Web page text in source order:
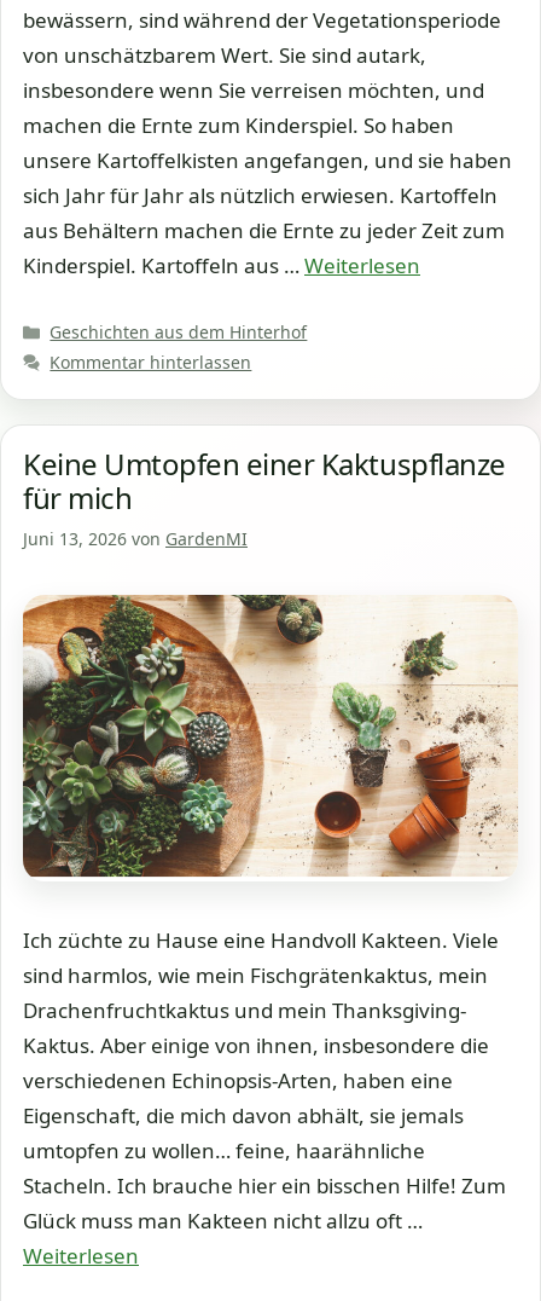
bewässern, sind während der Vegetationsperiode
von unschätzbarem Wert. Sie sind autark,
insbesondere wenn Sie verreisen möchten, und
machen die Ernte zum Kinderspiel. So haben
unsere Kartoffelkisten angefangen, und sie haben
sich Jahr für Jahr als nützlich erwiesen. Kartoffeln
aus Behältern machen die Ernte zu jeder Zeit zum
Kinderspiel. Kartoffeln aus …Weiterlesen
Kategorien
Geschichten aus dem Hinterhof
Kommentar hinterlassen
Keine Umtopfen einer Kaktuspflanze
für mich
Juni 13, 2026 von GardenMI
Ich züchte zu Hause eine Handvoll Kakteen. Viele
sind harmlos, wie mein Fischgrätenkaktus, mein
Drachenfruchtkaktus und mein Thanksgiving-
Kaktus. Aber einige von ihnen, insbesondere die
verschiedenen Echinopsis-Arten, haben eine
Eigenschaft, die mich davon abhält, sie jemals
umtopfen zu wollen… feine, haarähnliche
Stacheln. Ich brauche hier ein bisschen Hilfe! Zum
Glück muss man Kakteen nicht allzu oft …
Weiterlesen